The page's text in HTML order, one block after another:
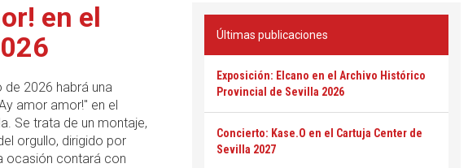
en el
2026 habrá una
amor amor!" en el
Se trata de un montaje,
orgullo, dirigido por
ocasión contará con
Últimas publicaciones
Exposición: Elcano en el Archivo Histórico
Provincial de Sevilla 2026
Concierto: Kase.O en el Cartuja Center de
Sevilla 2027